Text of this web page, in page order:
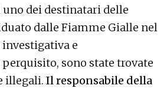
dei destinatari delle
dalle Fiamme Gialle nel
e
sono state trovate
illegali. Il responsabile della